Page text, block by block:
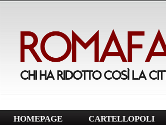
HOMEPAGE CARTELLOPOLI